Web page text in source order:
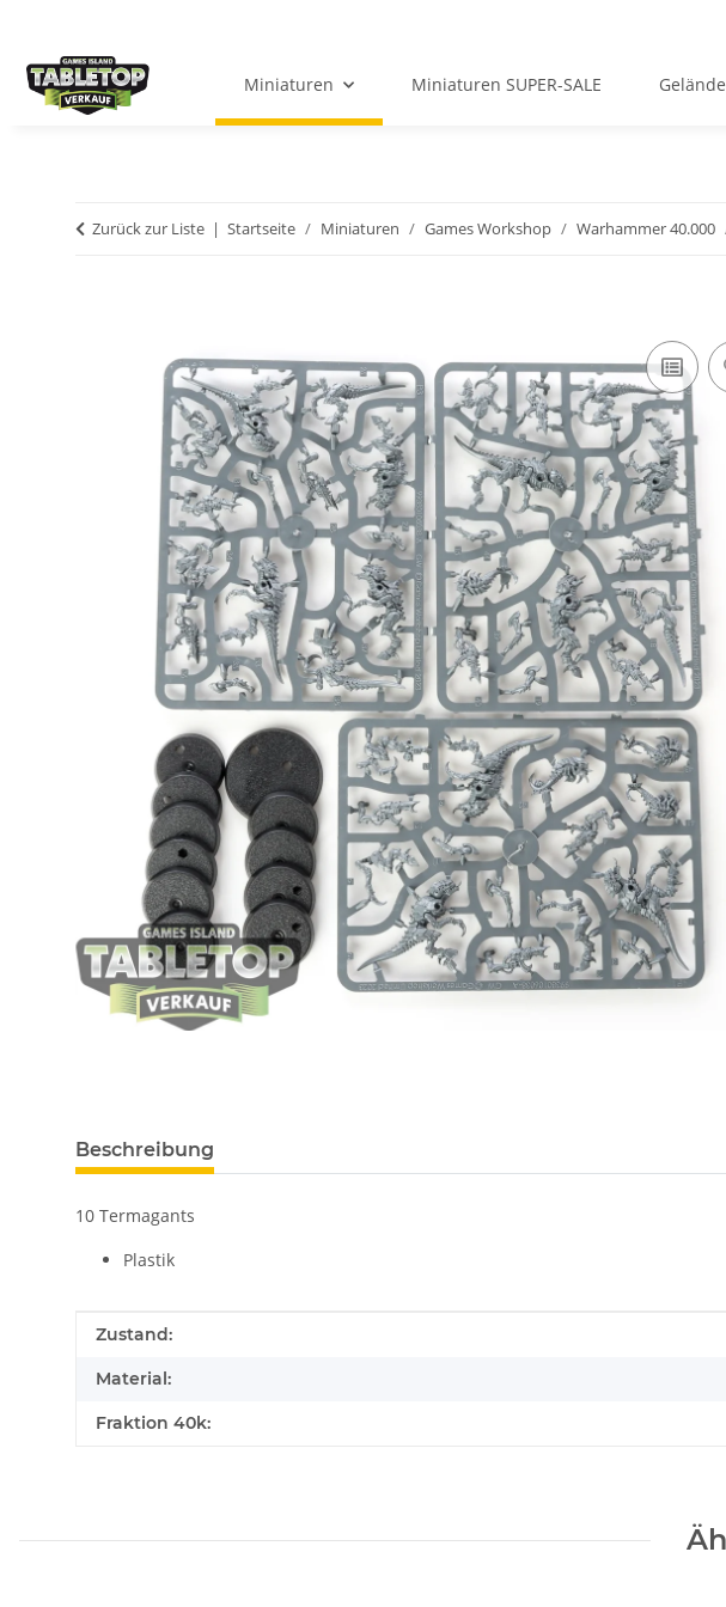
Miniaturen Miniaturen SUPER-SALE Gelände
Zurück zur Liste Startseite Miniaturen Games Workshop Warhammer 40.000
Beschreibung
10 Termagants
Plastik
Produkteigenschaft
Wert
Zustand:
Material:
Fraktion 40k: